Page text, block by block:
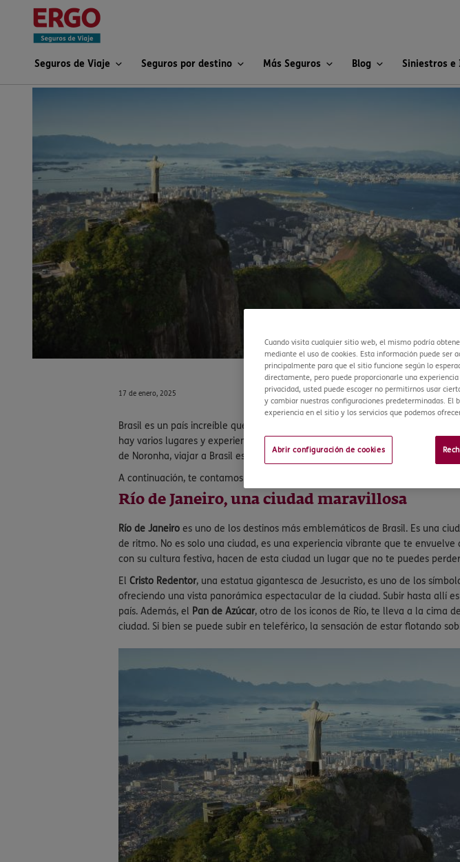
Seguros de Viaje Seguros por destino Más Seguros Blog Siniestros e
17 de enero, 2025
Brasil es un país increíble que le ofrece al viajero una gran diversidad de
hay varios lugares y experiencias que son absolutamente imprescindibles.
de Noronha, viajar a Brasil es toda una experiencia para cualquier tipo de
A continuación, te contamos qué no te puedes perder durante tu visita a este
Río de Janeiro, una ciudad maravillosa
Río de Janeiro es uno de los destinos más emblemáticos de Brasil. Es una
de ritmo. No es solo una ciudad, es una experiencia vibrante que te
con su cultura festiva, hacen de esta ciudad un lugar que no te puedes
El Cristo Redentor, una estatua gigantesca de Jesucristo, es uno de los
ofreciendo una vista panorámica espectacular de la ciudad. Subir hasta allí
país. Además, el Pan de Azúcar, otro de los iconos de Río, te lleva a la cima
ciudad. Si bien se puede subir en teleférico, la sensación de estar flotando
Cuando visita cualquier sitio web, el mismo podría
mediante el uso de cookies. Esta información puede ser
principalmente para que el sitio funcione según lo
directamente, pero puede proporcionarle una
privacidad, usted puede escoger no permitirnos usar
y cambiar nuestras configuraciones predeterminadas. El
experiencia en el sitio y los servicios que podemos
Abrir configuración de cookies